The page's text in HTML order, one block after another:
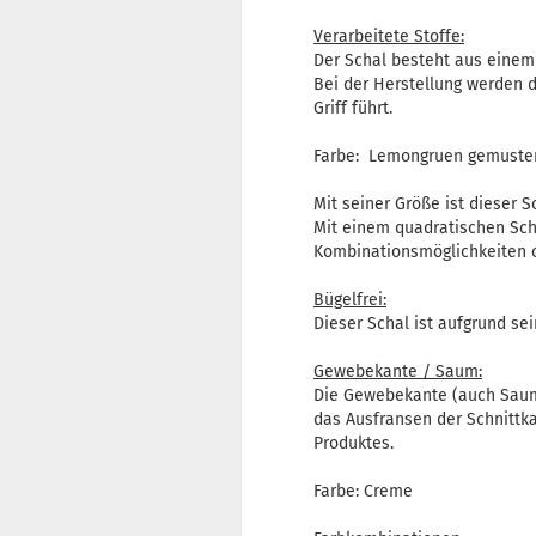
Verarbeitete Stoffe:
Der Schal besteht aus
Bei der Herstellung werden
Griff führt.
Farbe: Lemongruen
Mit seiner Größe ist dieser
Mit einem quadratischen
Kombinationsmöglichkeiten
Bügelfrei:
Dieser Schal ist aufgrund
Gewebekante / Saum:
Die Gewebekante (auch
das Ausfransen der
Produktes.
Farbe: Creme